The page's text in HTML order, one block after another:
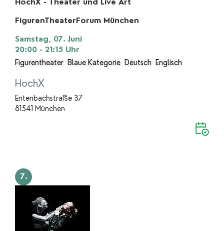
HochX - Theater und Live Art
FigurenTheaterForum München
Samstag, 07. Juni
20:00 - 21:15 Uhr
Figurentheater Blaue Kategorie Deutsch Englisch
HochX
Entenbachstraße 37
81541 München
7.